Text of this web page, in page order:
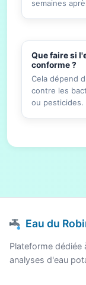
semaines
Que faire si
conforme ?
Cela dépend
contre les
ou pesticides.
Eau du
Plateforme dédiée
analyses d'eau